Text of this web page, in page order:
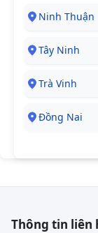
Ninh Thuận
Tây Ninh
Trà Vinh
Đồng Nai
Thông tin liên